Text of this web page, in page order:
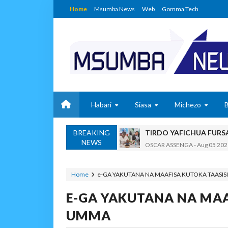
Home Msumba News Web Gomma Tech
Habari Siasa Michezo
BREAKING
NEWS
TIRDO YAFICHUA
OSCAR ASSENGA-Aug 05
WAKAGUZI WA MAFUTA
Alex Sonna-Aug 05 2026
WAKULIMA,
MSUMBA- Aug 05 2026
Shamba Langu La
Home e-GA YAKUTANA NA MAAFISA KUTOKA
E-GA YAKUTANA NA
UMMA